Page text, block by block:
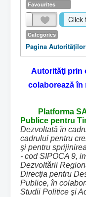
Favourites
Click
Categories
Pagina Autorităţilor
Autorităţi prin
colaborează în
Platforma
Publice pentru
Dezvoltată în
cadrului pentru
şi pentru
- cod SIPOCA 9,
Dezvoltării
Direcţia pentru
Publice, în
Studii Politice şi